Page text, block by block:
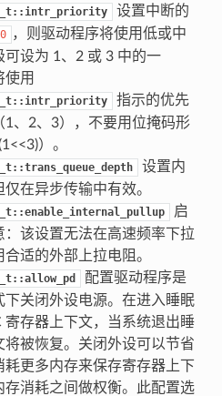
设置中断的
0 ，则驱动程序将使用低或中
设为 1、2 或 3 中的一
使用
指示的优先
、2、3），不要用位掩码形
）。
设置内
在异步传输中有效。
启
该设置无法在高速频率下拉
适的外部上拉电阻。
配置驱动程序是
关闭外设电源。在进入睡眠
寄存器上下文，当系统退出睡
将被恢复。关闭外设可以节省
耗更多内存来保存寄存器上下
消耗之间做权衡。此配置选